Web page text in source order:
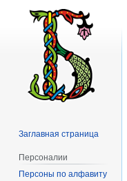
Заглавная страница
Персоналии
Персоны по алфавиту